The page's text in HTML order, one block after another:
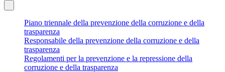
Piano triennale della prevenzione della corruzione e della
trasparenza
Responsabile della prevenzione della corruzione e della
trasparenza
Regolamenti per la prevenzione e la repressione della
corruzione e della trasparenza